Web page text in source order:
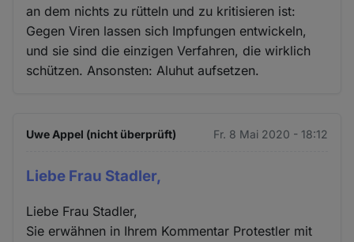
an dem nichts zu rütteln und zu kritisieren ist:
Gegen Viren lassen sich Impfungen entwickeln,
und sie sind die einzigen Verfahren, die wirklich
schützen. Ansonsten: Aluhut aufsetzen.
Uwe Appel (nicht überprüft) Fr. 8 Mai 2020 - 18:12
Liebe Frau Stadler,
Liebe Frau Stadler,
Sie erwähnen in Ihrem Kommentar Protestler mit